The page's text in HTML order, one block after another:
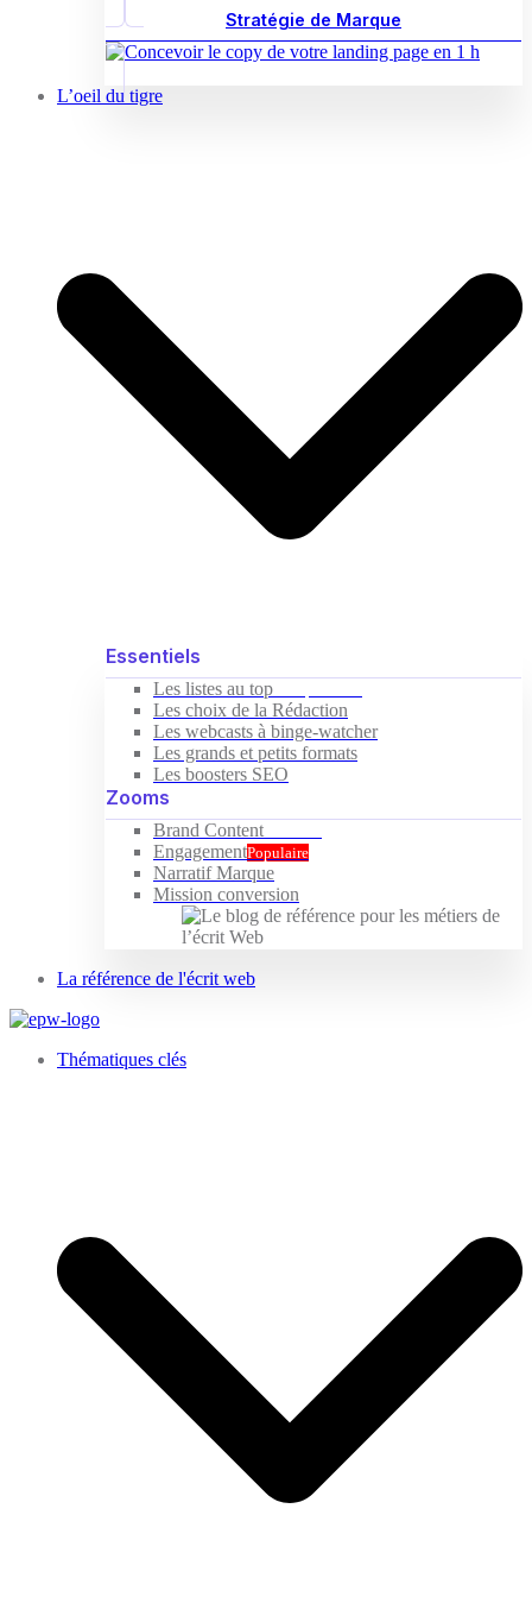
Stratégie de Marque
L’oeil du tigre
Essentiels
Les listes au top
Les choix de la Rédaction
Les webcasts à binge-watcher
Les grands et petits formats
Les boosters SEO
Zooms
Brand Content
EngagementPopulaire
Narratif Marque
Mission conversion
La référence de l'écrit web
Thématiques clés